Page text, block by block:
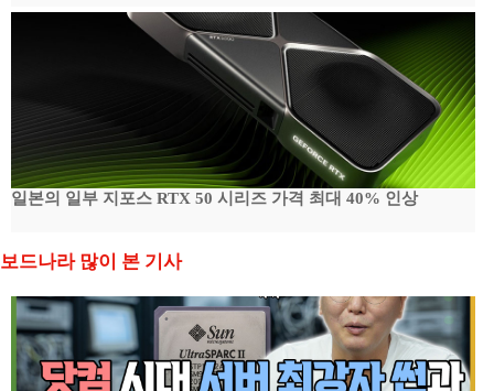
일본의 일부 지포스 RTX 50 시리즈 가격 최대 40% 인상
보드나라 많이 본 기사